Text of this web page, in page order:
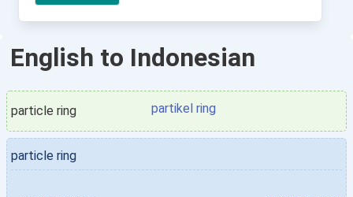
English to Indonesian
particle ring partikel ring
particle ring